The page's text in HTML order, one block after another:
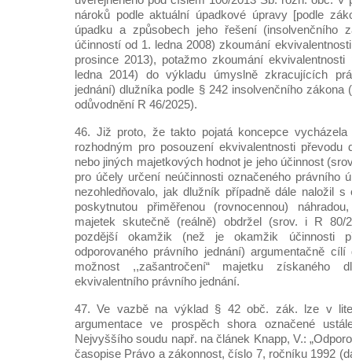
nároků podle aktuální úpadkové úpravy [podle
úpadku a způsobech jeho řešení (insolvenčního
účinností od 1. ledna 2008) zkoumání
prosince 2013), potažmo zkoumání
ledna 2014) do výkladu úmyslně zkracujících
jednání) dlužníka podle § 242 insolvenčního zákona
odůvodnění R 46/2025).
46. Již proto, že takto pojatá koncepce
rozhodným pro posouzení ekvivalentnosti převodu
nebo jiných majetkových hodnot je jeho účinnost
pro účely určení neúčinnosti označeného právního
nezohledňovalo, jak dlužník případně dále naložil
poskytnutou přiměřenou (rovnocennou)
majetek skutečně (reálně) obdržel (srov. i R 80/
pozdější okamžik (než je okamžik účinnosti
odporovaného právního jednání) argumentačně
možnost ,,zašantročení“ majetku získaného
ekvivalentního právního jednání.
47. Ve vazbě na výklad § 42 obč. zák. lze v
argumentace ve prospěch shora označené
Nejvyššího soudu např. na článek Knapp, V.:
časopise Právo a zákonnost, číslo 7, ročníku 1992